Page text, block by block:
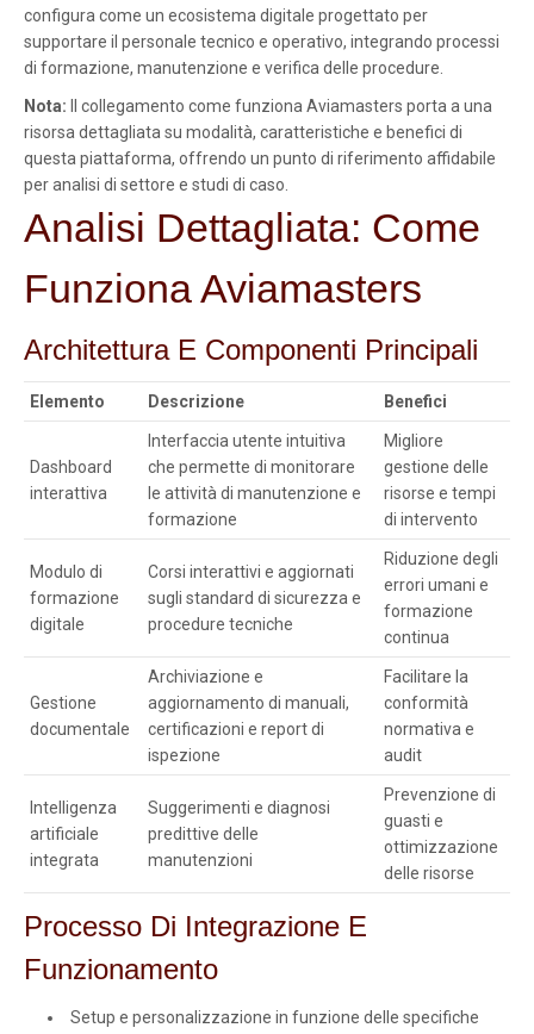
configura come un ecosistema digitale progettato per
supportare il personale tecnico e operativo, integrando processi
di formazione, manutenzione e verifica delle procedure.
Nota: Il collegamento come funziona Aviamasters porta a una
risorsa dettagliata su modalità, caratteristiche e benefici di
questa piattaforma, offrendo un punto di riferimento affidabile
per analisi di settore e studi di caso.
Analisi Dettagliata: Come
Funziona Aviamasters
Architettura E Componenti Principali
Elemento Descrizione Benefici
Dashboard
interattiva
Interfaccia utente intuitiva
che permette di monitorare
le attività di manutenzione e
formazione
Migliore
gestione delle
risorse e tempi
di intervento
Modulo di
formazione
digitale
Corsi interattivi e aggiornati
sugli standard di sicurezza e
procedure tecniche
Riduzione degli
errori umani e
formazione
continua
Gestione
documentale
Archiviazione e
aggiornamento di manuali,
certificazioni e report di
ispezione
Facilitare la
conformità
normativa e
audit
Intelligenza
artificiale
integrata
Suggerimenti e diagnosi
predittive delle
manutenzioni
Prevenzione di
guasti e
ottimizzazione
delle risorse
Processo Di Integrazione E
Funzionamento
Setup e personalizzazione in funzione delle specifiche